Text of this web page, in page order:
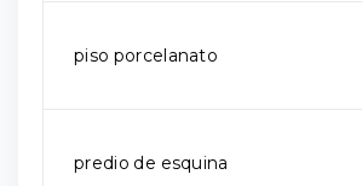
piso porcelanato
predio de esquina